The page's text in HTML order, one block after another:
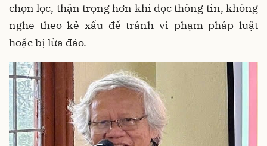
chọn lọc, thận trọng hơn khi đọc thông tin, không
nghe theo kẻ xấu để tránh vi phạm pháp luật
hoặc bị lừa đảo.